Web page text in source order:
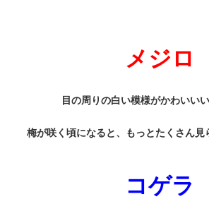
メジロ
目の周りの白い模様がかわいいい
梅が咲く頃になると、もっとたくさん見
コゲラ